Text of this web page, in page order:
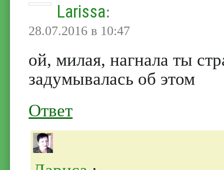
Larissa:
28.07.2016 в 10:47
ой, милая, нагнала ты
задумывалась об этом
Ответ